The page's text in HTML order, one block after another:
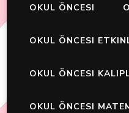
OKUL ÖNCESI
OKUL ÖNCESI
OKUL ÖNCESI
OKUL ÖNCESI